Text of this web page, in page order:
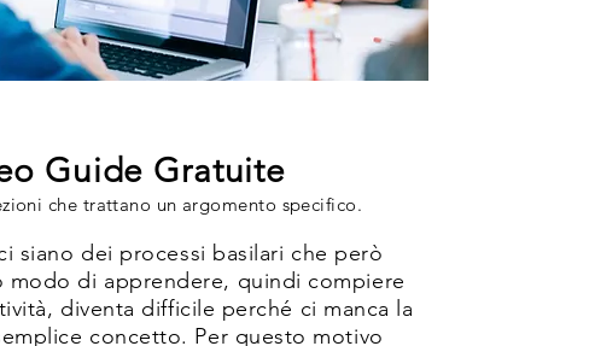
Guide Gratuite
che trattano un argomento specifico.
siano dei processi basilari che però
modo di apprendere, quindi compiere
diventa difficile perché ci manca la
concetto. Per questo motivo